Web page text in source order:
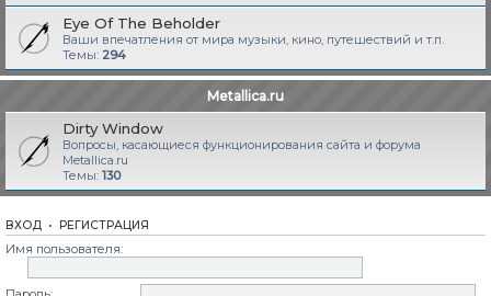
Eye Of The Beholder
Ваши впечатления от мира музыки, кино, путешествий и т.п.
Темы: 294
Metallica.ru
Dirty Window
Вопросы, касающиеся функционирования сайта и форума
Metallica.ru
Темы: 130
ВХОД • РЕГИСТРАЦИЯ
Имя пользователя: